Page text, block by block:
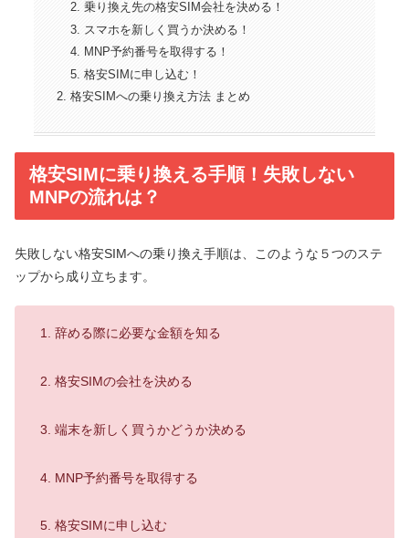
乗り換え先の格安SIM会社を決める！
スマホを新しく買うか決める！
MNP予約番号を取得する！
格安SIMに申し込む！
格安SIMへの乗り換え方法 まとめ
格安SIMに乗り換える手順！失敗しない
MNPの流れは？
失敗しない格安SIMへの乗り換え手順は、このような５つのステ
ップから成り立ちます。
辞める際に必要な金額を知る
格安SIMの会社を決める
端末を新しく買うかどうか決める
MNP予約番号を取得する
格安SIMに申し込む